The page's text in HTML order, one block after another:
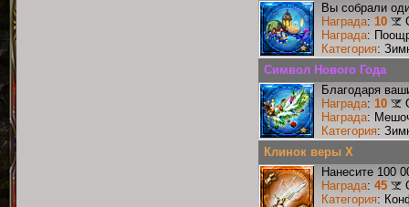
Вы собрали
Награда: 10
Награда:
Категория:
Символ Нового Года
Благодаря
Награда: 10
Награда:
Категория:
Клинок веры X
Нанесите 100
Награда: 45
Категория: